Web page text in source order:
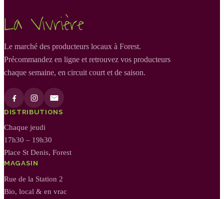
La Vivrière
Le marché des producteurs locaux à Forest.
Précommandez en ligne et retrouvez vos producteurs
chaque semaine, en circuit court et de saison.
DISTRIBUTIONS
Chaque jeudi
17h30 – 19h30
Place St Denis, Forest
MAGASIN
Rue de la Station 2
Bio, local & en vrac